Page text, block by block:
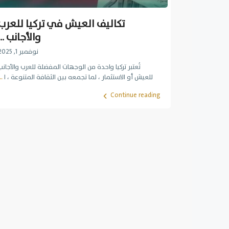
تكاليف العيش في تركيا
والأجانب
نوفمبر 1, 2025
تُعتبر تركيا واحدة من الوجهات المفضلة للعرب
للعيش أو الاستثمار ، لما تجمعه بين الثقافة المتنوعة ، ا
Continue reading